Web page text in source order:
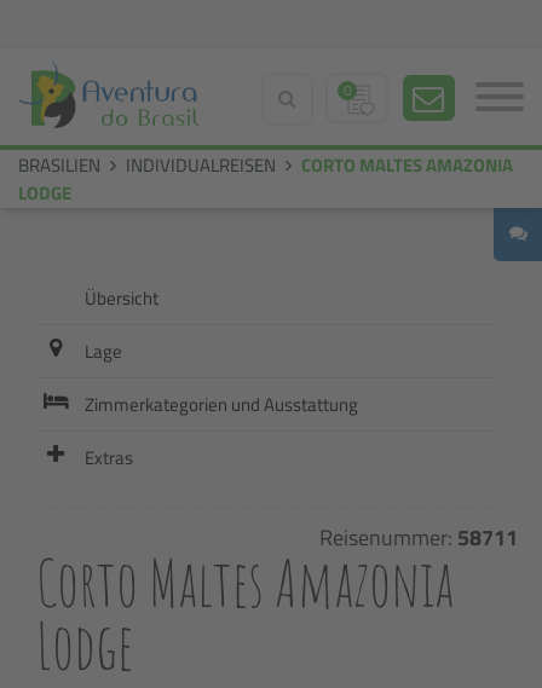
0
BRASILIEN INDIVIDUALREISEN
CORTO MALTES AMAZONIA
LODGE
Übersicht
Lage
Zimmerkategorien und Ausstattung
Extras
Reisenummer: 58711
Corto Maltes Amazonia
Lodge